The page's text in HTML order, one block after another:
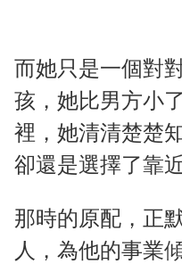
而她只是一個對
孩，她比男方小
裡，她清清楚楚
卻還是選擇了靠近
那時的原配，正
人，為他的事業